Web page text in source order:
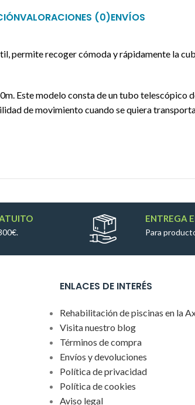
VALORACIONES (0)ENVÍOS
permite recoger cómoda y rápidamente la
Este modelo consta de un tubo telescópico
de movimiento cuando se quiera
ENTREGA
Para
ENLACES DE INTERÉS
Rehabilitación de piscinas en la
Visita nuestro blog
Términos de compra
Envíos y devoluciones
Política de privacidad
Política de cookies
Aviso legal